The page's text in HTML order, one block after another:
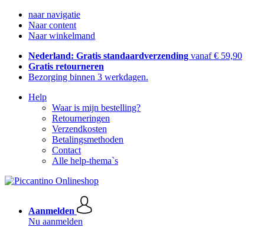
naar navigatie
Naar content
Naar winkelmand
Nederland: Gratis standaardverzending vanaf € 59,90
Gratis retourneren
Bezorging binnen 3 werkdagen.
Help
Waar is mijn bestelling?
Retourneringen
Verzendkosten
Betalingsmethoden
Contact
Alle help-thema`s
Aanmelden
Nu aanmelden